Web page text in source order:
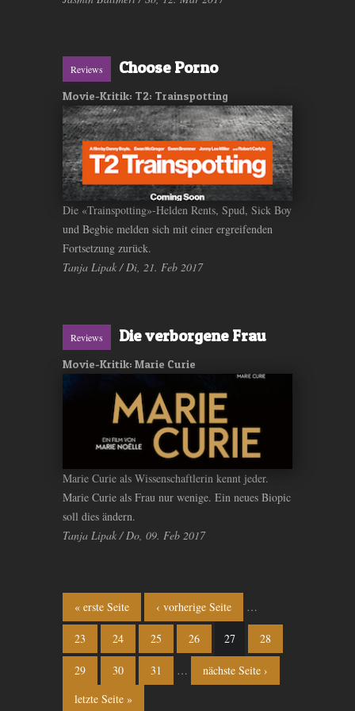
Reviews Choose Porno
Movie-Kritik: T2: Trainspotting
Die «Trainspotting»-Helden Rents, Spud, Sick Boy
und Begbie melden sich mit einer ergreifenden
Fortsetzung zurück.
Tanja Lipak / Di, 21. Feb 2017
Reviews Die verborgene Frau
Movie-Kritik: Marie Curie
Marie Curie als Wissenschaftlerin kennt jeder.
Marie Curie als Frau nur wenige. Ein neues Biopic
soll dies ändern.
Tanja Lipak / Do, 09. Feb 2017
Seiten
« erste Seite ‹ vorherige Seite …
23 24 25 26 27 28
29 30 31 …
nächste Seite ›
letzte Seite »